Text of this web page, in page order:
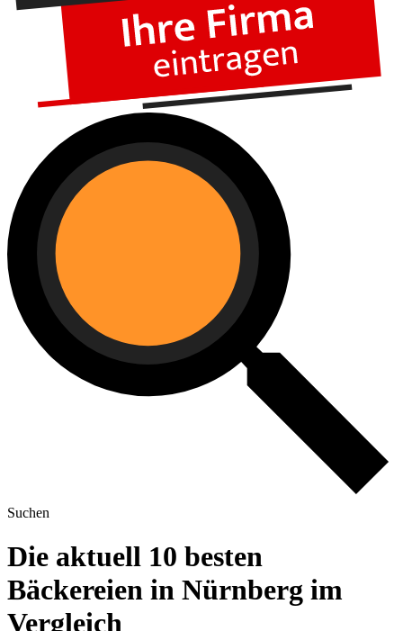
Suchen
Die aktuell 10 besten
Bäckereien in Nürnberg im
Vergleich